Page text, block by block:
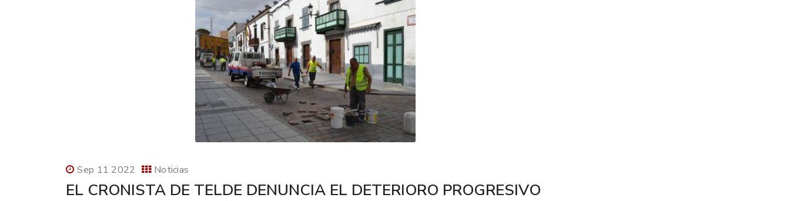
Sep 11 2022 Noticias
EL CRONISTA DE TELDE DENUNCIA EL DETERIORO PROGRESIVO